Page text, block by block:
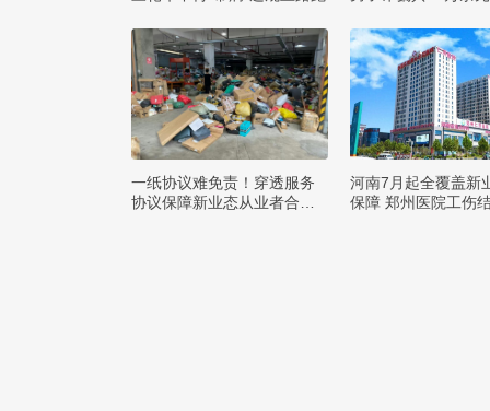
一纸协议难免责！穿透服务
协议保障新业态从业者合法
河南7月起全覆盖新
保障 郑州医院工伤